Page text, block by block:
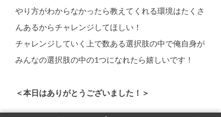
やり方がわからなかったら教えてくれる環境はたくさ
んあるからチャレンジしてほしい！
チャレンジしていく上で数ある選択肢の中で俺自身が
みんなの選択肢の中の1つになれたら嬉しいです！
＜本日はありがとうございました！＞